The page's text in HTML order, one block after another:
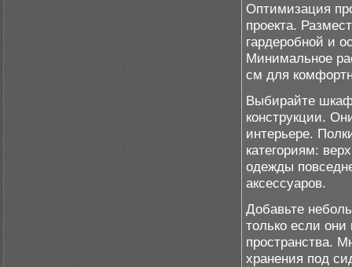
Оптимизация
проекта.
гардеробной и
Минимальное
см для
Выбирайте
конструкции.
интерьере.
категориям:
одежды
аксессуаров.
Добавьте
только если
пространства.
хранения под